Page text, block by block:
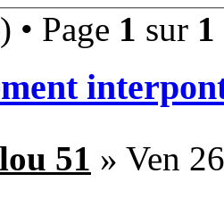
• Page 1 sur 1
51 » Ven